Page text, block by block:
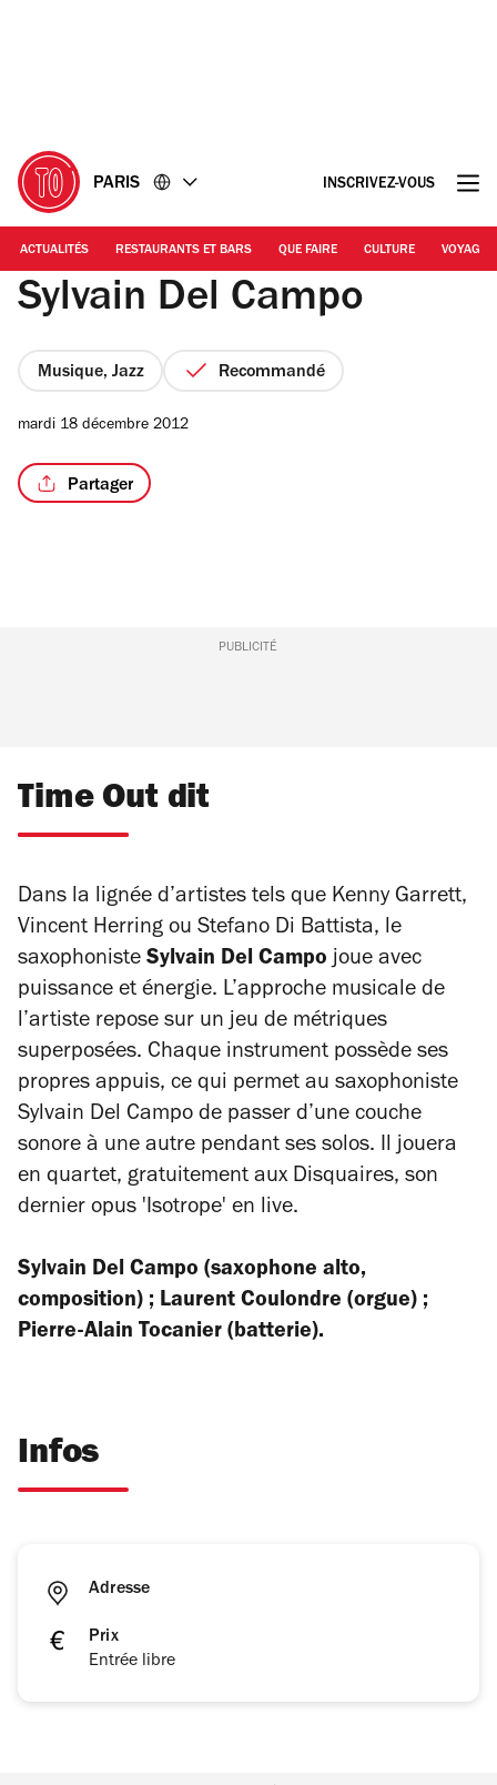
PARIS INSCRIVEZ-VOUS
ACTUALITÉS RESTAURANTS ET BARS QUE FAIRE CULTURE VOYAGE
Sylvain Del Campo
Musique, Jazz Recommandé
mardi 18 décembre 2012
Partager
PUBLICITÉ
Time Out dit
Dans la lignée d’artistes tels que Kenny Garrett,
Vincent Herring ou Stefano Di Battista, le
saxophoniste Sylvain Del Campo joue avec
puissance et énergie. L’approche musicale de
l’artiste repose sur un jeu de métriques
superposées. Chaque instrument possède ses
propres appuis, ce qui permet au saxophoniste
Sylvain Del Campo de passer d’une couche
sonore à une autre pendant ses solos. Il jouera
en quartet, gratuitement aux Disquaires, son
dernier opus 'Isotrope' en live.
Sylvain Del Campo (saxophone alto,
composition) ; Laurent Coulondre (orgue) ;
Pierre-Alain Tocanier (batterie).
Infos
Adresse
Prix
Entrée libre